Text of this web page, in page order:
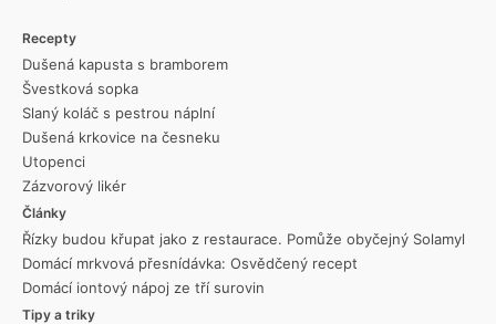
Recepty
Dušená kapusta s bramborem
Švestková sopka
Slaný koláč s pestrou náplní
Dušená krkovice na česneku
Utopenci
Zázvorový likér
Články
Řízky budou křupat jako z restaurace. Pomůže obyčejný Solamyl
Domácí mrkvová přesnídávka: Osvědčený recept
Domácí iontový nápoj ze tří surovin
Tipy a triky